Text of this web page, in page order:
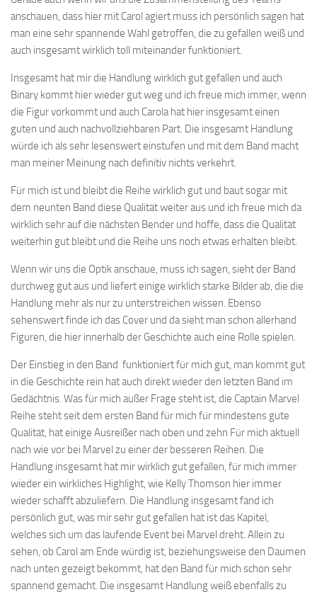
anschauen, dass hier mit Carol agiert muss ich persönlich sagen hat
man eine sehr spannende Wahl getroffen, die zu gefallen weiß und
auch insgesamt wirklich toll miteinander funktioniert.
Insgesamt hat mir die Handlung wirklich gut gefallen und auch
Binary kommt hier wieder gut weg und ich freue mich immer, wenn
die Figur vorkommt und auch Carola hat hier insgesamt einen
guten und auch nachvollziehbaren Part. Die insgesamt Handlung
würde ich als sehr lesenswert einstufen und mit dem Band macht
man meiner Meinung nach definitiv nichts verkehrt.
Für mich ist und bleibt die Reihe wirklich gut und baut sogar mit
dem neunten Band diese Qualität weiter aus und ich freue mich da
wirklich sehr auf die nächsten Bender und hoffe, dass die Qualität
weiterhin gut bleibt und die Reihe uns noch etwas erhalten bleibt.
Wenn wir uns die Optik anschaue, muss ich sagen, sieht der Band
durchweg gut aus und liefert einige wirklich starke Bilder ab, die die
Handlung mehr als nur zu unterstreichen wissen. Ebenso
sehenswert finde ich das Cover und da sieht man schon allerhand
Figuren, die hier innerhalb der Geschichte auch eine Rolle spielen.
Der Einstieg in den Band funktioniert für mich gut, man kommt gut
in die Geschichte rein hat auch direkt wieder den letzten Band im
Gedächtnis. Was für mich außer Frage steht ist, die Captain Marvel
Reihe steht seit dem ersten Band für mich für mindestens gute
Qualität, hat einige Ausreißer nach oben und zehn Für mich aktuell
nach wie vor bei Marvel zu einer der besseren Reihen. Die
Handlung insgesamt hat mir wirklich gut gefallen, für mich immer
wieder ein wirkliches Highlight, wie Kelly Thomson hier immer
wieder schafft abzuliefern. Die Handlung insgesamt fand ich
persönlich gut, was mir sehr gut gefallen hat ist das Kapitel,
welches sich um das laufende Event bei Marvel dreht. Allein zu
sehen, ob Carol am Ende würdig ist, beziehungsweise den Daumen
nach unten gezeigt bekommt, hat den Band für mich schon sehr
spannend gemacht. Die insgesamt Handlung weiß ebenfalls zu